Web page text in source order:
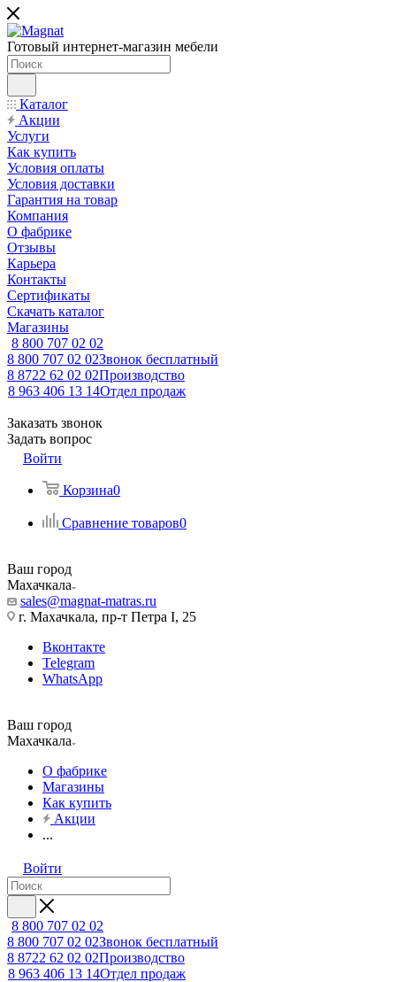
Готовый интернет-магазин мебели
Каталог
Акции
Услуги
Как купить
Условия оплаты
Условия доставки
Гарантия на товар
Компания
О фабрике
Отзывы
Карьера
Контакты
Сертификаты
Скачать каталог
Магазины
8 800 707 02 02
8 800 707 02 02Звонок бесплатный
8 8722 62 02 02Производство
8 963 406 13 14Отдел продаж
Заказать звонок
Задать вопрос
Войти
Корзина0
Сравнение товаров0
Ваш город
Махачкала
sales@magnat-matras.ru
г. Махачкала, пр-т Петра I, 25
Вконтакте
Telegram
WhatsApp
Ваш город
Махачкала
О фабрике
Магазины
Как купить
Акции
...
Войти
8 800 707 02 02
8 800 707 02 02Звонок бесплатный
8 8722 62 02 02Производство
8 963 406 13 14Отдел продаж